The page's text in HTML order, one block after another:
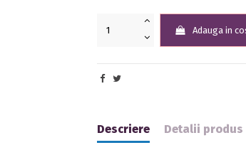
Adauga in
Descriere Detalii produs